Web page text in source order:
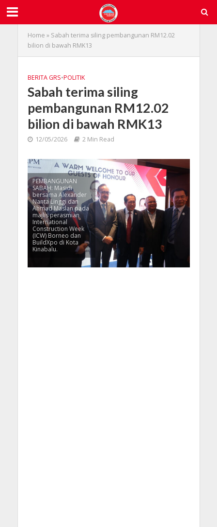
Home » Sabah terima siling pembangunan RM12.02
bilion di bawah RMK13
BERITA GRS•POLITIK
Sabah terima siling
pembangunan RM12.02
bilion di bawah RMK13
12/05/2026 2 Min Read
PEMBANGUNAN
SABAH: Masidi
bersama Alexander
Nanta Linggi dan
Ahmad Maslan pada
majlis perasmian
International
Construction Week
(ICW) Borneo dan
BuildXpo di Kota
Kinabalu.